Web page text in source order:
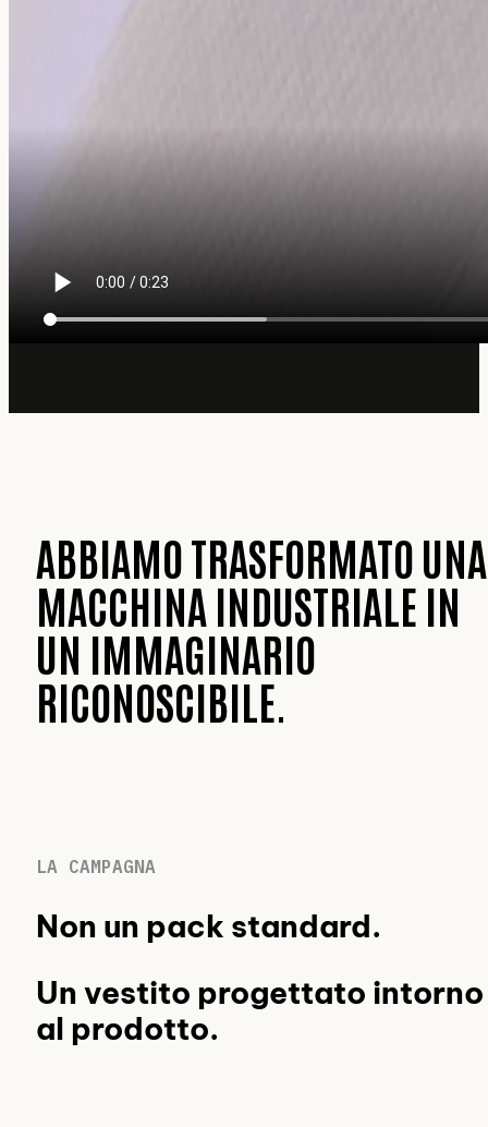
ABBIAMO TRASFORMATO UNA
MACCHINA INDUSTRIALE IN
UN IMMAGINARIO
RICONOSCIBILE.
LA CAMPAGNA
Non un pack standard.
Un vestito progettato intorno
al prodotto.